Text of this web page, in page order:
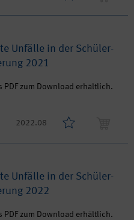
Unfälle in der Schüler-
2021
zum Download erhältlich.
2022.08
Unfälle in der Schüler-
2022
zum Download erhältlich.